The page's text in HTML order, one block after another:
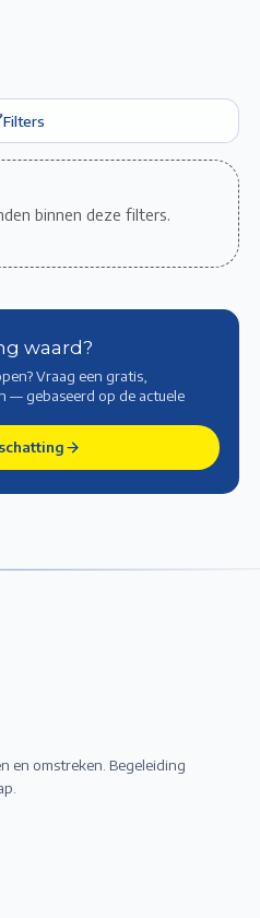
Filters
binnen deze filters.
waard?
Vraag een gratis,
— gebaseerd op de actuele
en omstreken. Begeleiding